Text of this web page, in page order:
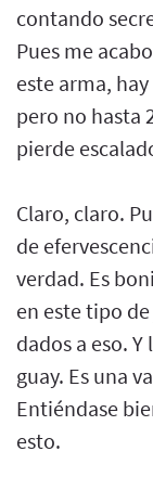
contando
Pues me
este arma,
pero no hasta
pierde
Claro, claro.
de
verdad. Es
en este tipo
dados a eso.
guay. Es una
Entiéndase
esto.